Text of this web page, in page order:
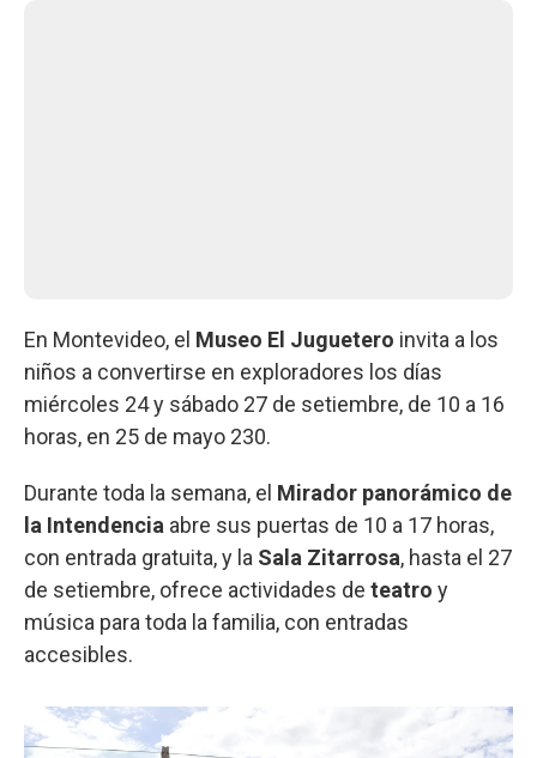
En Montevideo, el Museo El Juguetero invita a los
niños a convertirse en exploradores los días
miércoles 24 y sábado 27 de setiembre, de 10 a 16
horas, en 25 de mayo 230.
Durante toda la semana, el Mirador panorámico de
la Intendencia abre sus puertas de 10 a 17 horas,
con entrada gratuita, y la Sala Zitarrosa, hasta el 27
de setiembre, ofrece actividades de teatro y
música para toda la familia, con entradas
accesibles.